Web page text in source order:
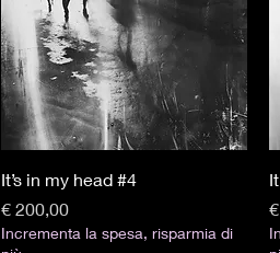
Visualização rápida
It’s in my head #4
Preço
€ 200,00
Incrementa la spesa, risparmia di